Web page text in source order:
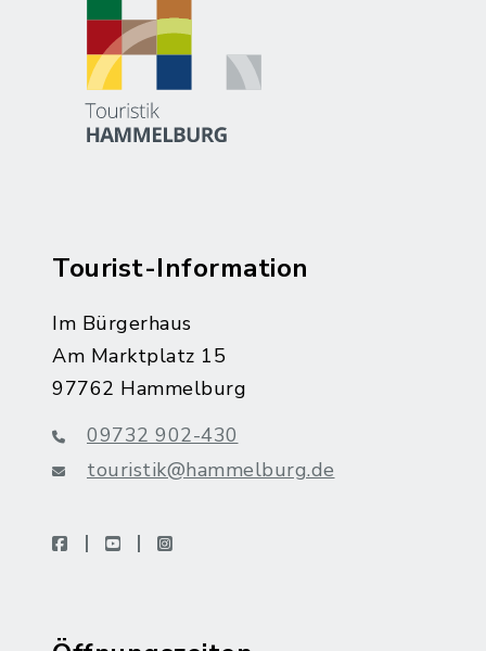
Tourist-Information
Im Bürgerhaus
Am Marktplatz 15
97762 Hammelburg
09732 902-430
touristik@hammelburg.de
facebookyoutubeinstagram